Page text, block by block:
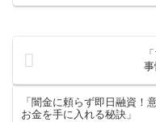
事
「闇金に頼らず即日融資！
お金を手に入れる秘訣」